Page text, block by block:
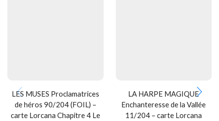
LES MUSES Proclamatrices
de héros 90/204 (FOIL) –
carte Lorcana Chapitre 4 Le
LA HARPE MAGIQUE
Enchanteresse de la Vallée
11/204 – carte Lorcana